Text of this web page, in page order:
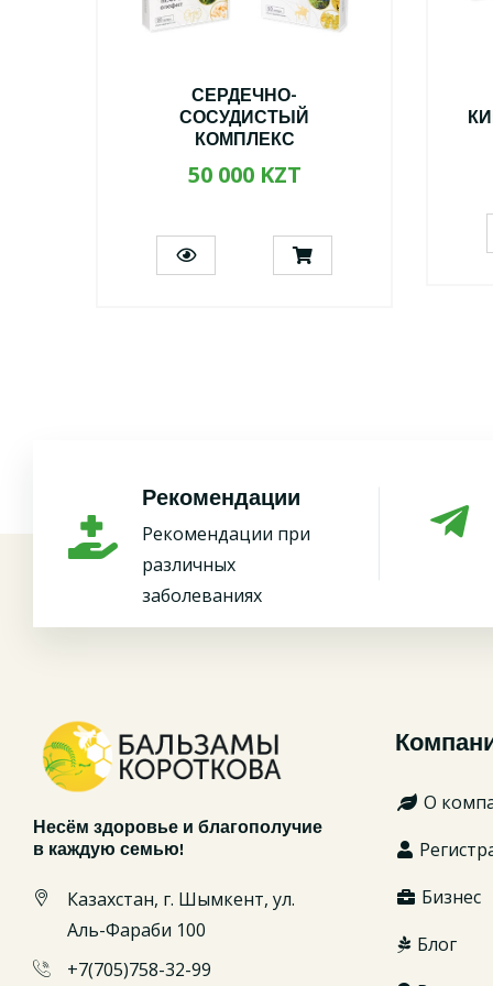
СЕРДЕЧНО-
СОСУДИСТЫЙ
КОМПЛЕКС
50 000 KZT
Рекомендации
Рекомендации при
различных
заболеваниях
Несём здоровье и благополучие
в каждую семью!
Казахстан, г. Шымкент, ул.
Аль-Фараби 100
+7(705)758-32-99
О
Бизнес
Блог